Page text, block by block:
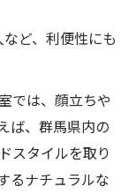
ど、利便性にも
では、顔立ちや
ば、群馬県内の
スタイルを取り
るナチュラルな